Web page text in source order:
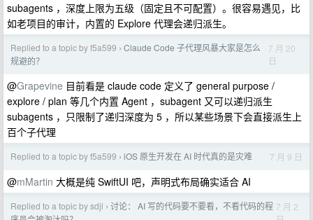
subagents ，深度上限为五级（固定且不可配置）。很容易遇见，比
如老项目的审计，内置的 Explore 代理会递归派生。
Replied to a topic by f5a599 › Claude Code 子代理风暴大家是怎么
规避的？
7 月 20
日
@Grapevine 目前看是 claude code 定义了 general purpose /
explore / plan 等几个内置 Agent ，subagent 又可以递归派生
subagents ，只限制了递归深度为 5 ，所以某些场景下会直接派生上
百个子代理
Replied to a topic by f5a599 › iOS 原生开发在 AI 时代真的是灾难 7 月 9 日
@mMartin 大概是纯 SwiftUI 吧，声明式布局确实适合 AI
Replied to a topic by sdjl › 讨论： AI 写的代码要不要看，不看代码的程 7 月 2